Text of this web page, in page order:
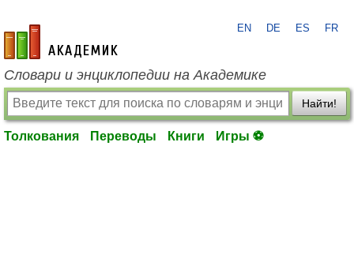
academic.ru
EN DE ES FR
Словари и энциклопедии на Академике
Найти!
Толкования Переводы Книги Игры ⚽